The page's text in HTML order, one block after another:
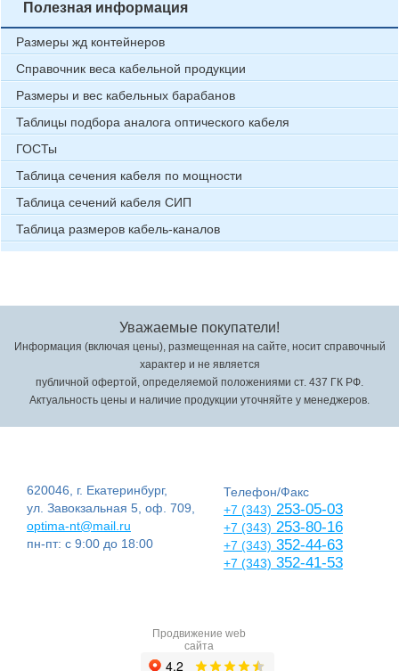
Полезная информация
Размеры жд контейнеров
Справочник веса кабельной продукции
Размеры и вес кабельных барабанов
Таблицы подбора аналога оптического кабеля
ГОСТы
Таблица сечения кабеля по мощности
Таблица сечений кабеля СИП
Таблица размеров кабель-каналов
Уважаемые покупатели!
Информация (включая цены), размещенная на сайте, носит справочный
характер и не является
публичной офертой, определяемой положениями ст. 437 ГК РФ.
Актуальность цены и наличие продукции уточняйте у менеджеров.
620046, г. Екатеринбург,
ул. Завокзальная 5, оф. 709,
optima-nt@mail.ru
пн-пт: с 9:00 до 18:00
Телефон/Факс
+7 (343) 253-05-03
+7 (343) 253-80-16
+7 (343) 352-44-63
+7 (343) 352-41-53
Продвижение web
сайта